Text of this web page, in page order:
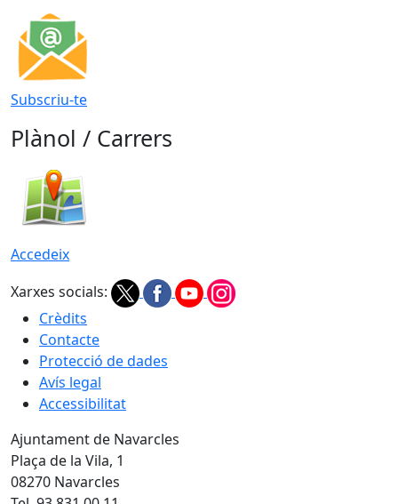
Subscriu-te
Plànol / Carrers
Accedeix
Xarxes socials:
Crèdits
Contacte
Protecció de dades
Avís legal
Accessibilitat
Ajuntament de Navarcles
Plaça de la Vila, 1
08270 Navarcles